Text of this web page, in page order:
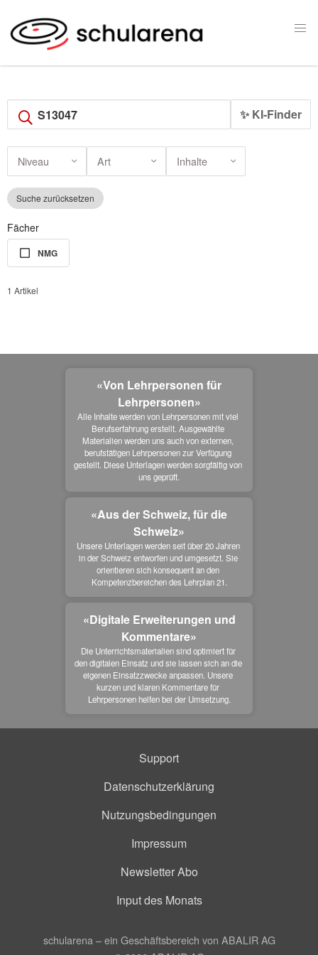
✨ KI-Finder
Niveau Art Inhalte
Suche zurücksetzen
Fächer
NMG
1 Artikel
«Von Lehrpersonen für
Lehrpersonen»
Alle Inhalte werden von Lehrpersonen mit viel
Berufserfahrung erstellt. Ausgewählte
Materialien werden uns auch von externen,
berufstätigen Lehrpersonen zur Verfügung
gestellt. Diese Unterlagen werden sorgfältig von
uns geprüft.
«Aus der Schweiz, für die
Schweiz»
Unsere Unterlagen werden seit über 20 Jahren
in der Schweiz entworfen und umgesetzt. Sie
orientieren sich konsequent an den
Kompetenzbereichen des Lehrplan 21.
«Digitale Erweiterungen und
Kommentare»
Die Unterrichtsmaterialien sind optimiert für
den digitalen Einsatz und sie lassen sich an die
eigenen Einsatzzwecke anpassen. Unsere
kurzen und klaren Kommentare für
Lehrpersonen helfen bei der Umsetzung.
Support
Datenschutzerklärung
Nutzungsbedingungen
Impressum
Newsletter Abo
Input des Monats
schularena – ein Geschäftsbereich von ABALIR AG